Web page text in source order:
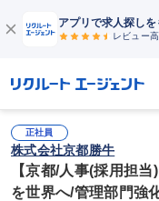
アプリで求人探しを
レビュー
正社員
株式会社京都勝牛
【京都/人事(採用担
を世界へ/管理部門強